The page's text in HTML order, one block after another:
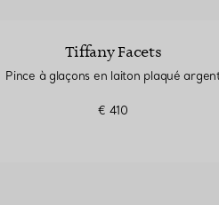
Tiffany Facets
Pince à glaçons en laiton plaqué
€ 410